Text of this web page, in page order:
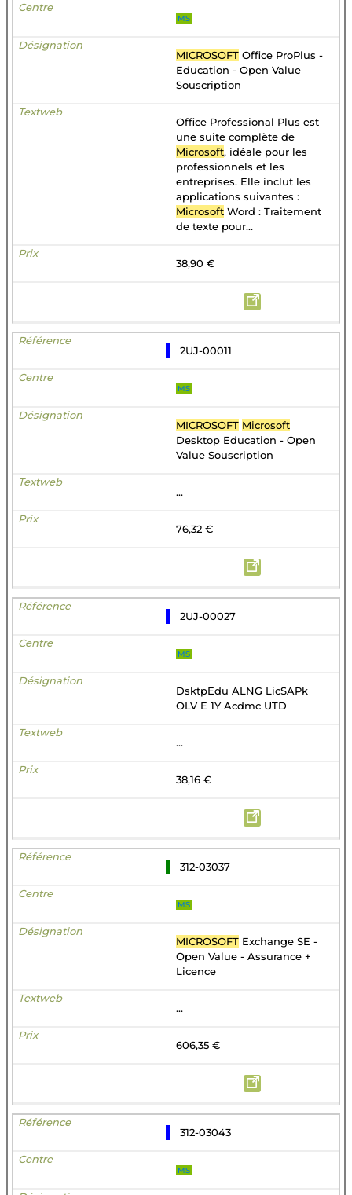
MS
MICROSOFT Office ProPlus -
Education - Open Value
Souscription
Office Professional Plus est
une suite complète de
Microsoft, idéale pour les
professionnels et les
entreprises. Elle inclut les
applications suivantes :
Microsoft Word : Traitement
de texte pour...
38,90 €
2UJ-00011
MS
MICROSOFT Microsoft
Desktop Education - Open
Value Souscription
...
76,32 €
2UJ-00027
MS
DsktpEdu ALNG LicSAPk
OLV E 1Y Acdmc UTD
...
38,16 €
312-03037
MS
MICROSOFT Exchange SE -
Open Value - Assurance +
Licence
...
606,35 €
312-03043
MS